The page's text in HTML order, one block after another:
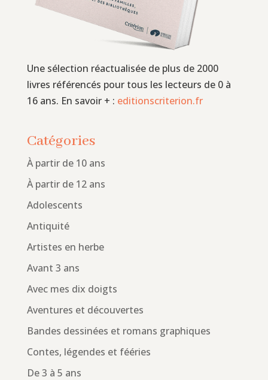
Une sélection réactualisée de plus de 2000
livres référencés pour tous les lecteurs de 0 à
16 ans. En savoir + : editionscriterion.fr
Catégories
À partir de 10 ans
À partir de 12 ans
Adolescents
Antiquité
Artistes en herbe
Avant 3 ans
Avec mes dix doigts
Aventures et découvertes
Bandes dessinées et romans graphiques
Contes, légendes et fééries
De 3 à 5 ans